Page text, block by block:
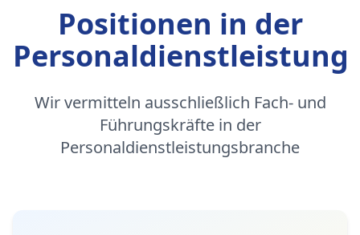
Positionen in der
Personaldienstleistung
Wir vermitteln ausschließlich Fach- und
Führungskräfte in der
Personaldienstleistungsbranche